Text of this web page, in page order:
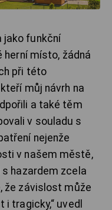
jako funkční
herní místo, žádná
při této
můj návrh na
a také těm
v souladu s
nejenže
v našem městě,
hazardem zcela
že závislost může
tragicky,“ uvedl